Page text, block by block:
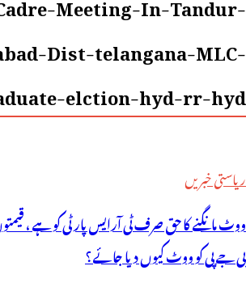
Dist-telangana-MLC-
elction-hyd-rr-hyd
ریاستی خبریں
ووٹ مانگنے کا حق صرف ٹی آرایس پارٹی کو ہے ،
بی جے پی کو ووٹ کیوں دیا جائے؟